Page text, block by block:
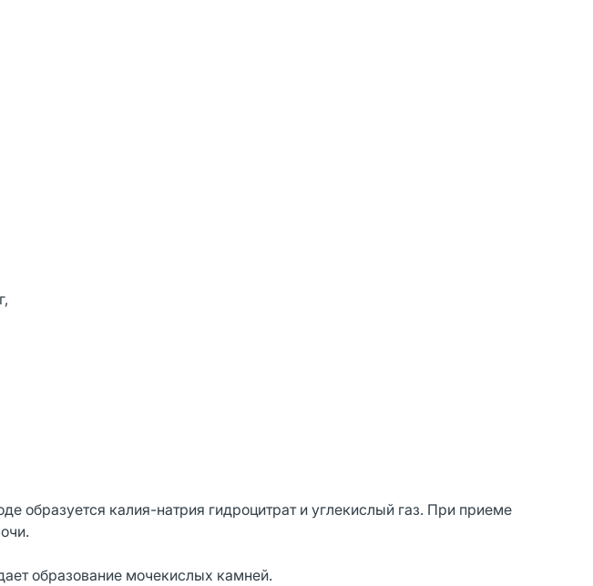
образуется калия-натрия гидроцитрат и углекислый газ. При приеме
образование мочекислых камней.